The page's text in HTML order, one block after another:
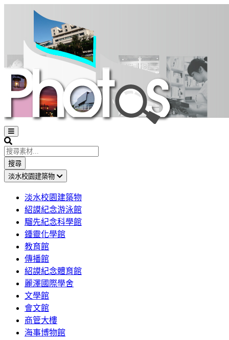
Open
sidebar
Search
搜尋
淡水校園建築物
淡水校園建築物
紹謨紀念游泳館
騮先紀念科學館
鍾靈化學館
教育館
傳播館
紹謨紀念體育館
麗澤國際學舍
文學館
會文館
商管大樓
海事博物館